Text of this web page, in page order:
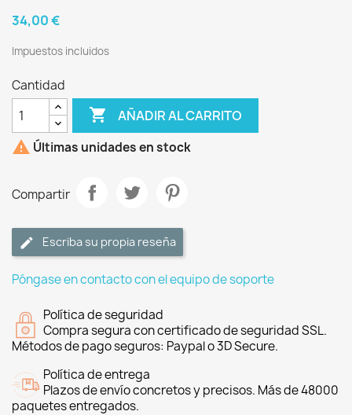
34,00 €
Impuestos incluidos
Cantidad
 AÑADIR AL CARRITO
 Últimas unidades en stock
Compartir
Escriba su propia reseña
Póngase en contacto con el equipo de soporte
Política de seguridad
Compra segura con certificado de seguridad SSL.
Métodos de pago seguros: Paypal o 3D Secure.
Política de entrega
Plazos de envío concretos y precisos. Más de 48000
paquetes entregados.